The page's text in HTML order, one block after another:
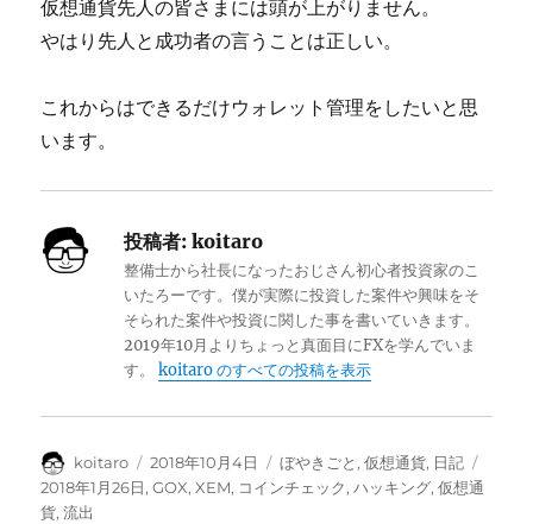
仮想通貨先人の皆さまには頭が上がりません。
やはり先人と成功者の言うことは正しい。
これからはできるだけウォレット管理をしたいと思
います。
投稿者: koitaro
整備士から社長になったおじさん初心者投資家のこ
いたろーです。僕が実際に投資した案件や興味をそ
そられた案件や投資に関した事を書いていきます。
2019年10月よりちょっと真面目にFXを学んでいま
す。koitaro のすべての投稿を表示
投
稿
者
koitaro
投
稿
2018年10月4日
カ
テ
ぼやきごと,仮想通貨, 日記
2018年1月26日,GOX,XEM, コインチェック,ハッキング,仮想通
貨,流出